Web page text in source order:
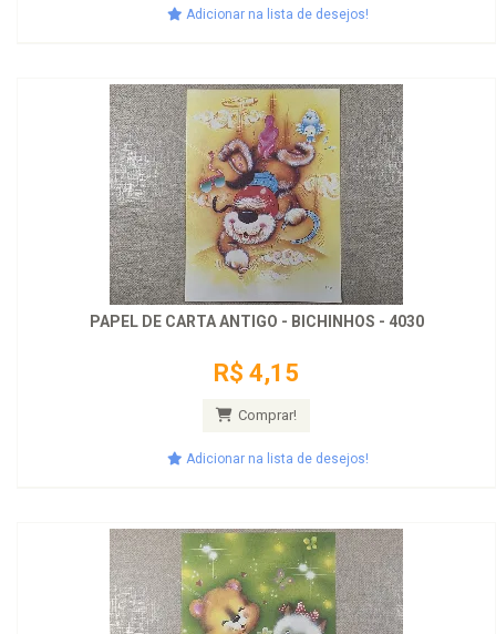
Adicionar na lista de desejos!
PAPEL DE CARTA ANTIGO - BICHINHOS - 4030
R$ 4,15
Comprar!
Adicionar na lista de desejos!